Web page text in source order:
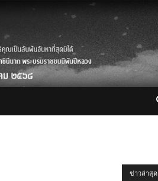
ข่าวล่าสุด